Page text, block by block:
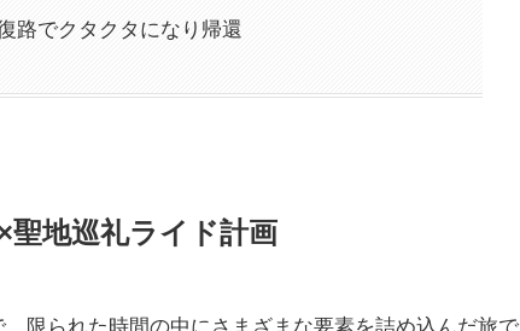
路でクタクタになり帰還
聖地巡礼ライド計画